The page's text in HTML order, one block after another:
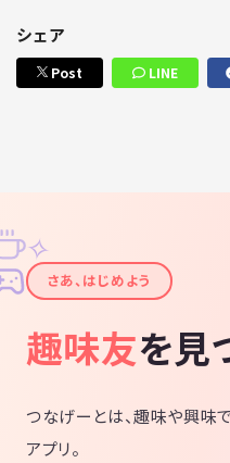
シェア
Post LINE
✦
✧
さあ、はじめよう
趣味友を見
つなげーとは、趣味や興味
アプリ。